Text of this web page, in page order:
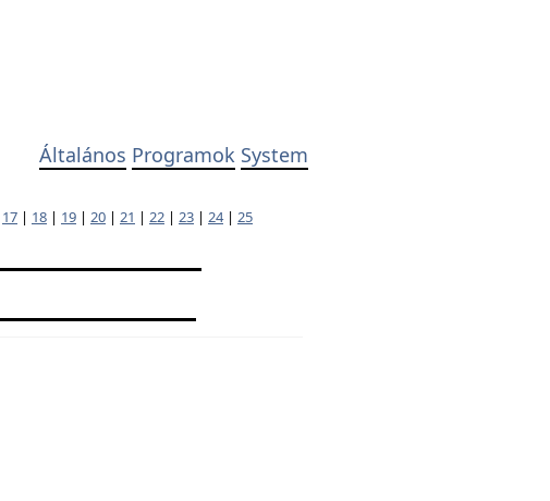
Általános Programok System
17 | 18 | 19 | 20 | 21 | 22 | 23 | 24| 25